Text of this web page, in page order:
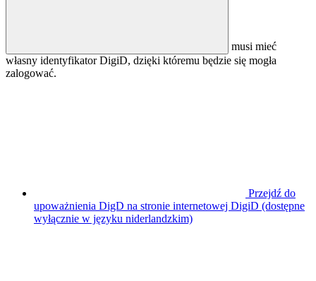
musi mieć
własny identyfikator DigiD, dzięki któremu będzie się mogła
zalogować.
Przejdź do
upoważnienia DigD na stronie internetowej DigiD (dostępne
wyłącznie w języku niderlandzkim)